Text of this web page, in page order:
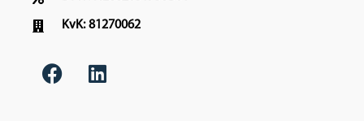
KvK: 81270062